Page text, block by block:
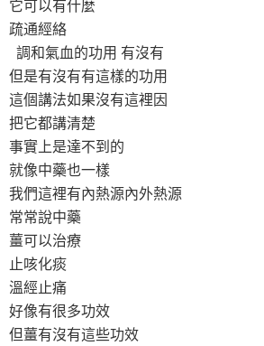
它可以有什麼
疏通經絡
調和氣血的功用 有沒有
但是有沒有有這樣的功用
這個講法如果沒有這裡因
把它都講清楚
事實上是達不到的
就像中藥也一樣
我們這裡有內熱源內外熱源
常常說中藥
薑可以治療
止咳化痰
溫經止痛
好像有很多功效
但薑有沒有這些功效